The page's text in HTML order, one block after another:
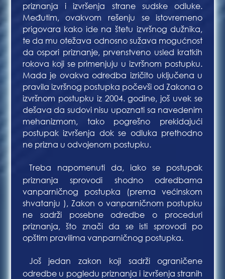
priznanja i izvršenja strane sudske odluke.
Međutim, ovakvom rešenju se istovremeno
prigovara kako ide na štetu izvršnog dužnika,
te da mu otežava odnosno sužava mogućnost
da ospori priznanje, prvenstveno usled kratkih
rokova koji se primenjuju u izvršnom postupku.
Mada je ovakva odredba izričito uključena u
pravila izvršnog postupka počevši od Zakona o
izvršnom postupku iz 2004. godine, još uvek se
dešava da sudovi nisu upoznati sa navedenim
mehanizmom, tako pogrešno prekidajući
postupak izvršenja dok se odluka prethodno
ne prizna u odvojenom postupku.
Treba napomenuti da, iako se postupak
priznanja sprovodi shodno odredbama
vanparničnog postupka (prema većinskom
shvatanju ), Zakon o vanparničnom postupku
ne sadrži posebne odredbe o proceduri
priznanja, što znači da se isti sprovodi po
opštim pravilima vanparničnog postupka.
Još jedan zakon koji sadrži ograničene
odredbe u pogledu priznanja i izvršenja stranih